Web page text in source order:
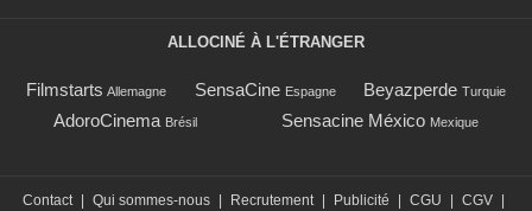
ALLOCINÉ À L'ÉTRANGER
Filmstarts Allemagne SensaCine Espagne Beyazperde Turquie
AdoroCinema Brésil Sensacine México Mexique
Contact Qui sommes-nous Recrutement Publicité CGU CGV